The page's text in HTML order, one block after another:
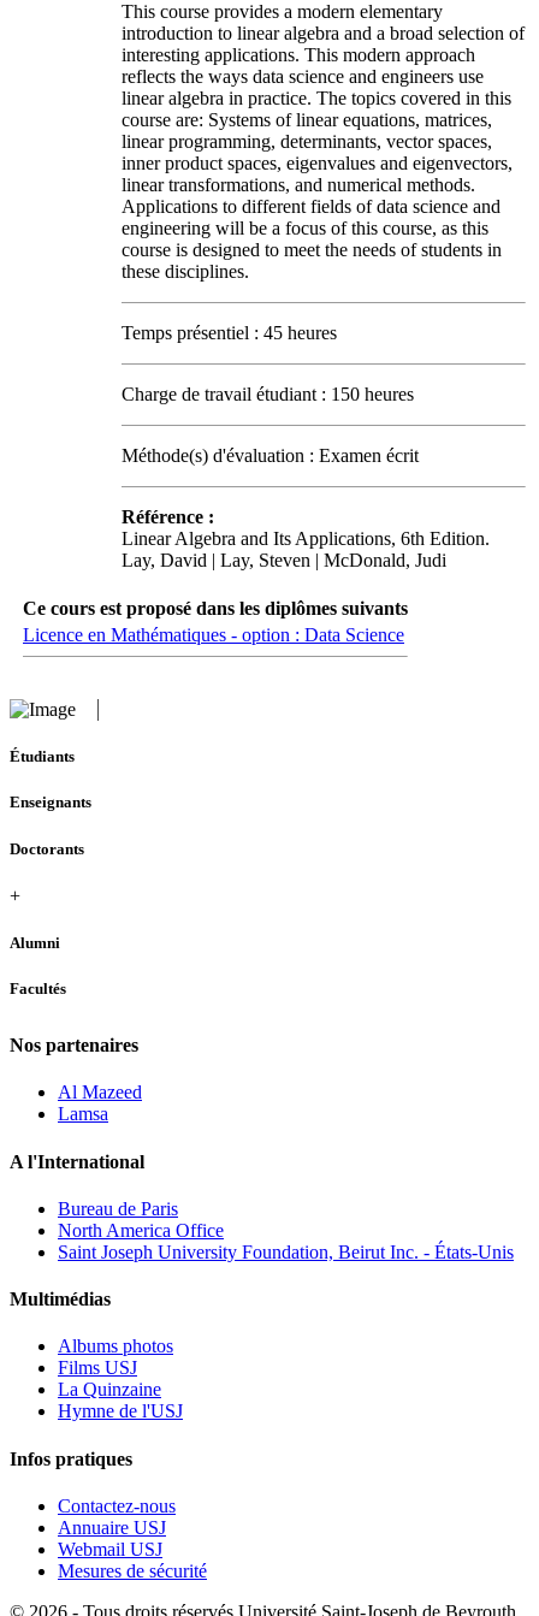
This course provides a modern elementary
introduction to linear algebra and a broad selection of
interesting applications. This modern approach
reflects the ways data science and engineers use
linear algebra in practice. The topics covered in this
course are: Systems of linear equations, matrices,
linear programming, determinants, vector spaces,
inner product spaces, eigenvalues and eigenvectors,
linear transformations, and numerical methods.
Applications to different fields of data science and
engineering will be a focus of this course, as this
course is designed to meet the needs of students in
these disciplines.
Temps présentiel : 45 heures
Charge de travail étudiant : 150 heures
Méthode(s) d'évaluation : Examen écrit
Référence :
Linear Algebra and Its Applications, 6th Edition.
Lay, David | Lay, Steven | McDonald, Judi
Ce cours est proposé dans les diplômes suivants
Licence en Mathématiques - option : Data Science
Étudiants
Enseignants
Doctorants
+
Alumni
Facultés
Nos partenaires
Al Mazeed
Lamsa
A l'International
Bureau de Paris
North America Office
Saint Joseph University Foundation, Beirut Inc. - États-Unis
Multimédias
Albums photos
Films USJ
La Quinzaine
Hymne de l'USJ
Infos pratiques
Contactez-nous
Annuaire USJ
Webmail USJ
Mesures de sécurité
© 2026 - Tous droits réservés Université Saint-Joseph de Beyrouth